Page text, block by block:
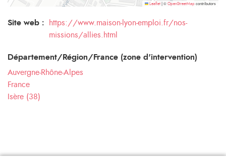
Leaflet © OpenStreetMap contributors
Site web :
https://www.maison-lyon-emploi.fr/nos-
missions/allies.html
Département/Région/France (zone d'intervention)
Auvergne-Rhône-Alpes
France
Isère (38)